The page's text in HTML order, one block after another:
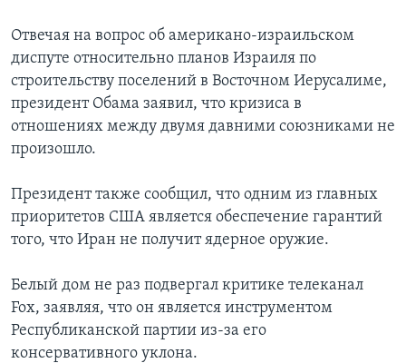
Отвечая на вопрос об американо-израильском
диспуте относительно планов Израиля по
строительству поселений в Восточном Иерусалиме,
президент Обама заявил, что кризиса в
отношениях между двумя давними союзниками не
произошло.
Президент также сообщил, что одним из главных
приоритетов США является обеспечение гарантий
того, что Иран не получит ядерное оружие.
Белый дом не раз подвергал критике телеканал
Fox, заявляя, что он является инструментом
Республиканской партии из-за его
консервативного уклона.